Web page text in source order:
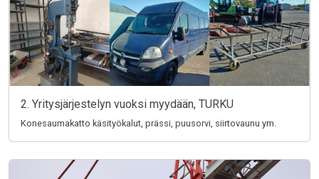
2. Yritysjärjestelyn vuoksi myydään, TURKU
Konesaumakatto käsityökalut, prässi, puusorvi, siirtovaunu ym.